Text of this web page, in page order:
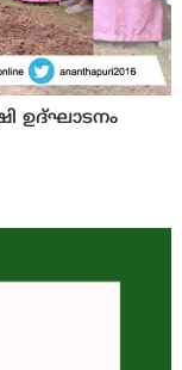
ഉദ്ഘാടനം